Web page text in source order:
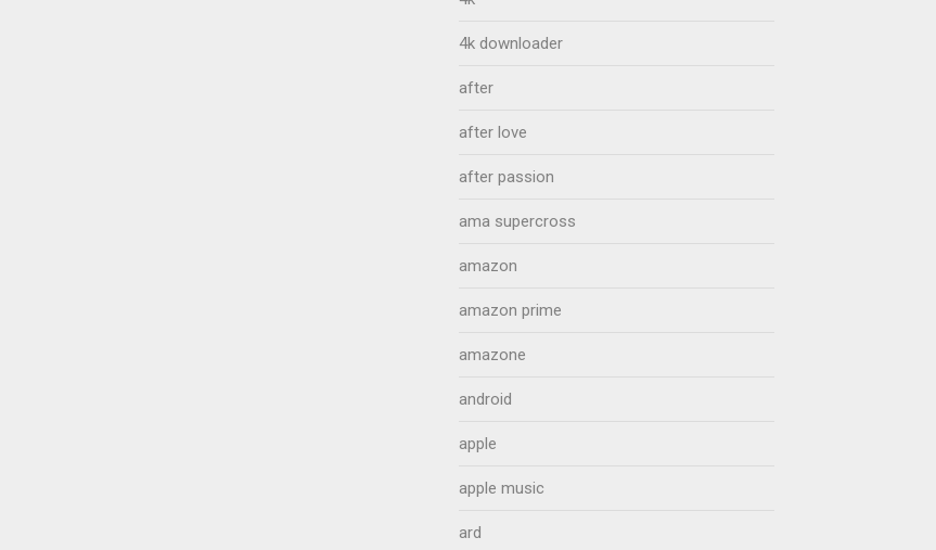
4k downloader
after
after love
after passion
ama supercross
amazon
amazon prime
amazone
android
apple
apple music
ard